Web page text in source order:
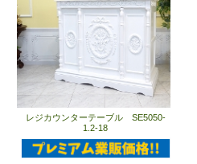
レジカウンターテーブル SE5050-
1.2-18